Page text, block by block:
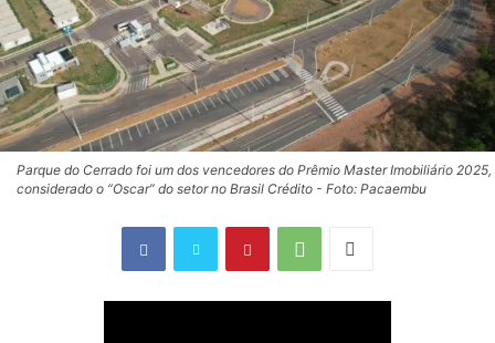
Parque do Cerrado foi um dos vencedores do Prêmio Master Imobiliário 2025,
considerado o “Oscar” do setor no Brasil Crédito - Foto: Pacaembu